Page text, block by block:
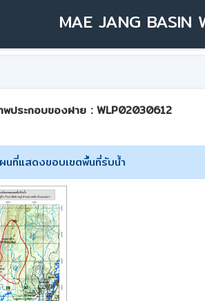
MAE JANG BASIN
ประกอบของฝาย : WLP02030612
นที่แสดงขอบเขตพื้นที่รับน้ำ